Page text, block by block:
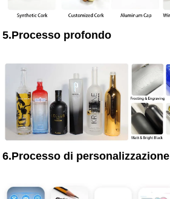
5.Processo profondo
6.Processo di personalizzazione